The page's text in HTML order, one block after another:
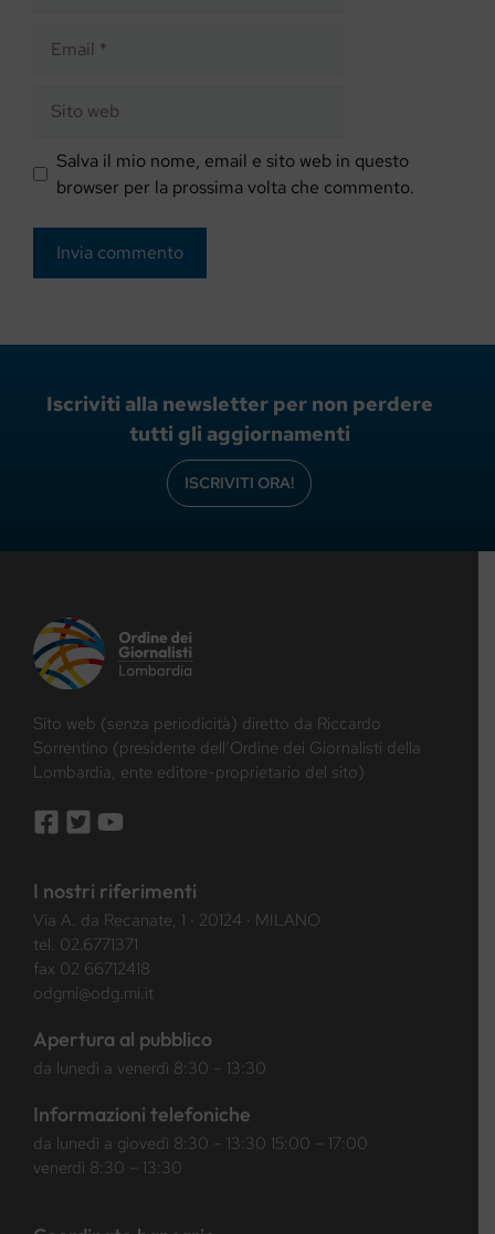
web
Salva il mio nome, email e sito web in questo
browser per la prossima volta che commento.
Iscriviti alla newsletter per non perdere
tutti gli aggiornamenti
ISCRIVITI ORA!
Sito web (senza periodicità) diretto da Riccardo
Sorrentino (presidente dell’Ordine dei Giornalisti della
Lombardia, ente editore-proprietario del sito)
I nostri riferimenti
Via A. da Recanate, 1 · 20124 · MILANO
tel. 02.6771371
fax 02 66712418
odgmi@odg.mi.it
Apertura al pubblico
da lunedì a venerdì 8:30 – 13:30
Informazioni telefoniche
da lunedì a giovedì 8:30 – 13:30 15:00 – 17:00
venerdì 8:30 – 13:30